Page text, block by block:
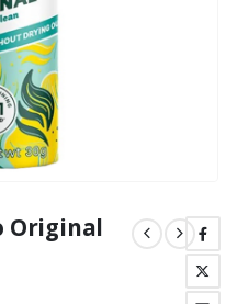
Original